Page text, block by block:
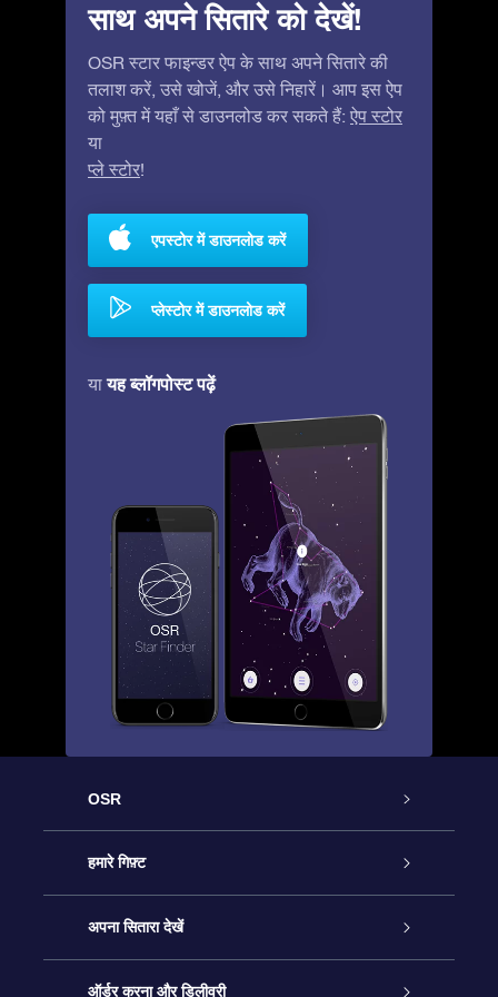
साथ अपने सितारे को देखें!
OSR स्टार फाइन्डर ऐप के साथ अपने सितारे की
तलाश करें, उसे खोजें, और उसे निहारें। आप इस ऐप
को मुफ़्त में यहाँ से डाउनलोड कर सकते हैं: ऐप स्टोर
या
प्ले स्टोर!
एपस्टोर में डाउनलोड करें
प्लेस्टोर में डाउनलोड करें
यायह ब्लॉगपोस्ट पढ़ें
OSR
ग्राहक सेवा
हमसे संपर्क करें
ब्लॉग
हमारे गिफ़्ट
ऑनलाइन स्टार गिफ़्ट
OSR गिफ़्ट पैक
अपना सितारा देखें
स्टार रजिस्टर
ऑर्डर करना और डिलीवरी